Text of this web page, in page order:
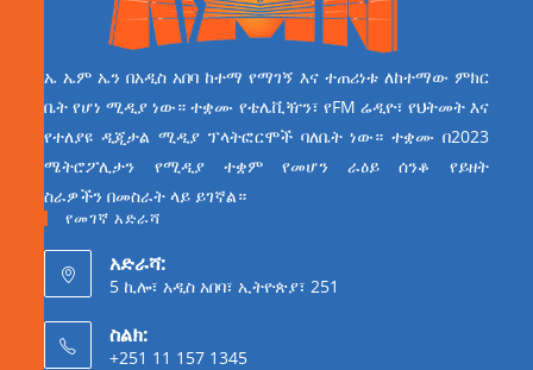
ኤ ኤም ኤን በአዲስ አበባ ከተማ የማገኝ እና ተጠሪነቱ ለከተማው ምክር
ቤት የሆነ ሚዲያ ነው። ተቋሙ የቴሌቪዥን፣ የFM ሬዲዮ፣ የህትመት እና
የተለያዩ ዲጂታል ሚዲያ ፕላትፎርሞች ባለቤት ነው። ተቋሙ በ2023
ሜትሮፖሊታን የሚዲያ ተቋም የመሆን ራዕይ ሰንቆ የይዘት
ስራዎችን በመስራት ላይ ይገኛል።
የመገኛ አድራሻ
አድራሻ:
5 ኪሎ፣ አዲስ አበባ፣ ኢትዮጵያ፣ 251
ስልክ:
+251 11 157 1345